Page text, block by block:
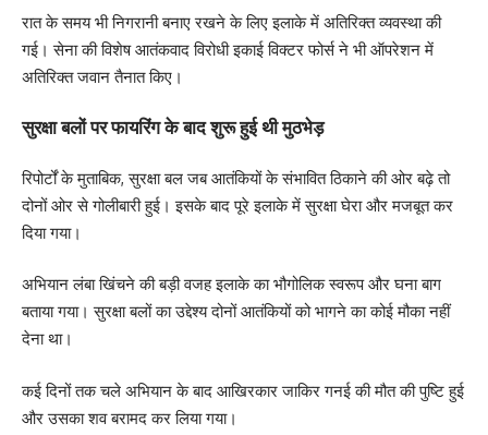
रात के समय भी निगरानी बनाए रखने के लिए इलाके में अतिरिक्त व्यवस्था की
गई। सेना की विशेष आतंकवाद विरोधी इकाई विक्टर फोर्स ने भी ऑपरेशन में
अतिरिक्त जवान तैनात किए।
सुरक्षा बलों पर फायरिंग के बाद शुरू हुई थी मुठभेड़
रिपोर्टों के मुताबिक, सुरक्षा बल जब आतंकियों के संभावित ठिकाने की ओर बढ़े तो
दोनों ओर से गोलीबारी हुई। इसके बाद पूरे इलाके में सुरक्षा घेरा और मजबूत कर
दिया गया।
अभियान लंबा खिंचने की बड़ी वजह इलाके का भौगोलिक स्वरूप और घना बाग
बताया गया। सुरक्षा बलों का उद्देश्य दोनों आतंकियों को भागने का कोई मौका नहीं
देना था।
कई दिनों तक चले अभियान के बाद आखिरकार जाकिर गनई की मौत की पुष्टि हुई
और उसका शव बरामद कर लिया गया।